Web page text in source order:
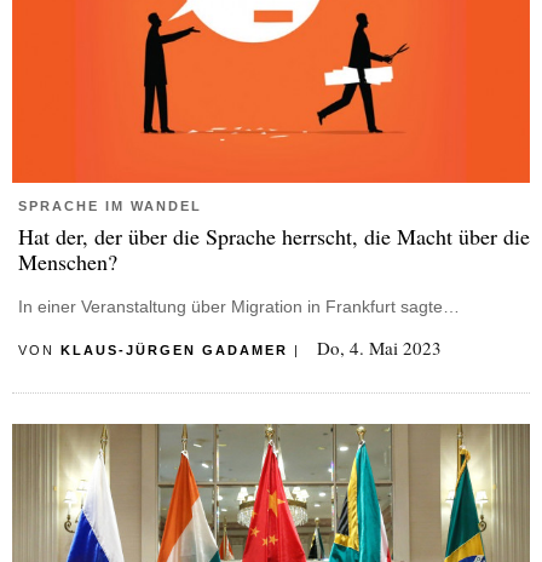
SPRACHE IM WANDEL
Hat der, der über die Sprache herrscht, die Macht über die
Menschen?
In einer Veranstaltung über Migration in Frankfurt sagte…
VON KLAUS-JÜRGEN GADAMER | Do, 4. Mai 2023